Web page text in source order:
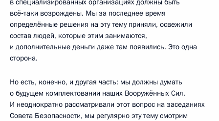
всё‑таки возрождены. Мы за последнее время
определённые решения на эту тему приняли, освежили
состав людей, которые этим занимаются,
и дополнительные деньги даже там появились. Это одна
сторона.
Но есть, конечно, и другая часть: мы должны думать
о будущем комплектовании наших Вооружённых Сил.
И неоднократно рассматривали этот вопрос на заседаниях
Совета Безопасности, мы регулярно эту тему смотрим